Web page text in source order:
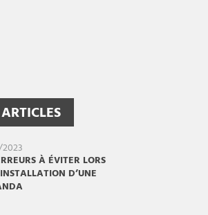
À ÉVITER LORS
D’UNE